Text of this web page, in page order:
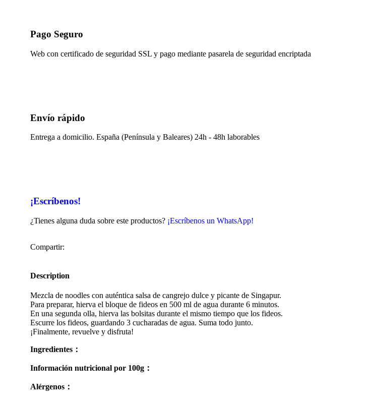
Pago Seguro
Web con certificado de seguridad SSL y pago mediante pasarela de seguridad encriptada
Envío rápido
Entrega a domicilio. España (Península y Baleares) 24h - 48h laborables
¡Escríbenos!
¿Tienes alguna duda sobre este productos? ¡Escríbenos un WhatsApp!
Compartir:
Description
Mezcla de noodles con auténtica salsa de cangrejo dulce y picante de Singapur.
Para preparar, hierva el bloque de fideos en 500 ml de agua durante 6 minutos.
En una segunda olla, hierva las bolsitas durante el mismo tiempo que los fideos.
Escurre los fideos, guardando 3 cucharadas de agua. Suma todo junto.
¡Finalmente, revuelve y disfruta!
Ingredientes：
Información nutricional por 100g：
Alérgenos：